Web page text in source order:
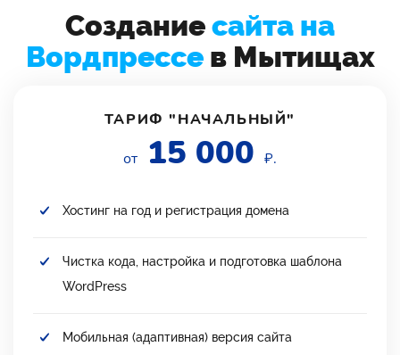
Созданиесайта на
Вордпрессев Мытищах
ТАРИФ "НАЧАЛЬНЫЙ"
от 15 000 ₽.
Хостинг на год и регистрация домена
Чистка кода, настройка и подготовка шаблона
WordPress
Мобильная (адаптивная) версия сайта